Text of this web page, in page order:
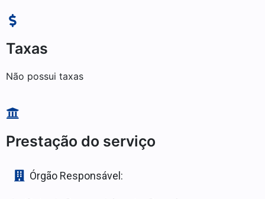
Taxas
Não possui taxas
Prestação do serviço
Órgão Responsável: